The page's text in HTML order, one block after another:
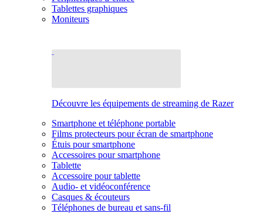
Tablettes graphiques
Moniteurs
Découvre les équipements de streaming de Razer
Smartphone et téléphone portable
Films protecteurs pour écran de smartphone
Étuis pour smartphone
Accessoires pour smartphone
Tablette
Accessoire pour tablette
Audio- et vidéoconférence
Casques & écouteurs
Téléphones de bureau et sans-fil